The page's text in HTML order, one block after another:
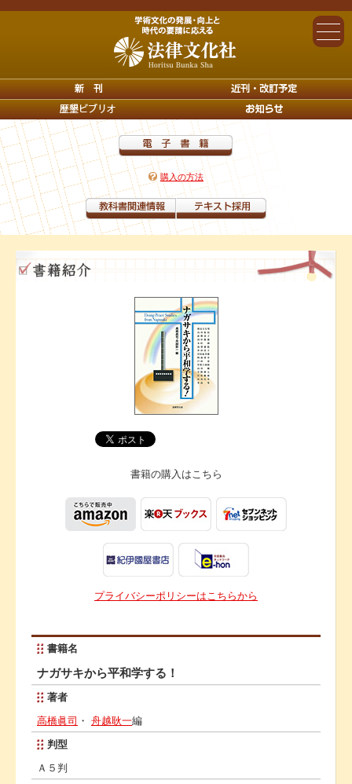
購入の方法
書籍の購入はこちら
プライバシーポリシーはこちらから
書籍名
ナガサキから平和学する！
著者
高橋眞司 ・ 舟越耿一編
判型
Ａ５判